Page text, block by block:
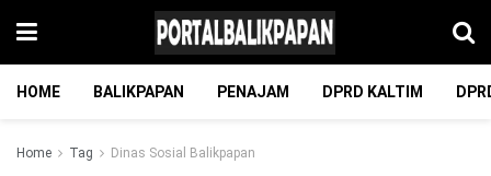
HOME BALIKPAPAN PENAJAM DPRD KALTIM
Home Tag Dinas Sosial Balikpapan